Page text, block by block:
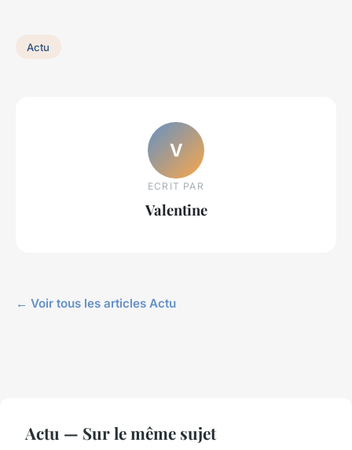
Actu
V
ECRIT PAR
Valentine
← Voir tous les articles Actu
Actu — Sur le même sujet